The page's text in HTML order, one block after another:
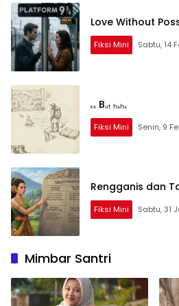
Love Without
Fiksi Mini Sabtu, 14
ₑₓ Bᵤₜ ₕₐₕₐ
Fiksi Mini Senin, 9
Rengganis dan
Fiksi Mini Sabtu, 31
Mimbar Santri